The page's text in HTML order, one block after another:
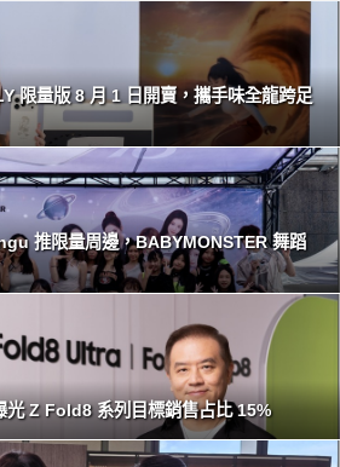
限量版 8 月 1 日開賣，攜手味全龍跨足
推限量周邊，BABYMONSTER 舞蹈
光 Z Fold8 系列目標銷售占比 15%